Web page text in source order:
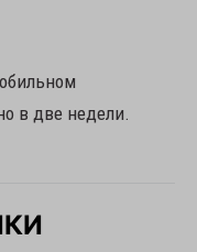
в две недели.